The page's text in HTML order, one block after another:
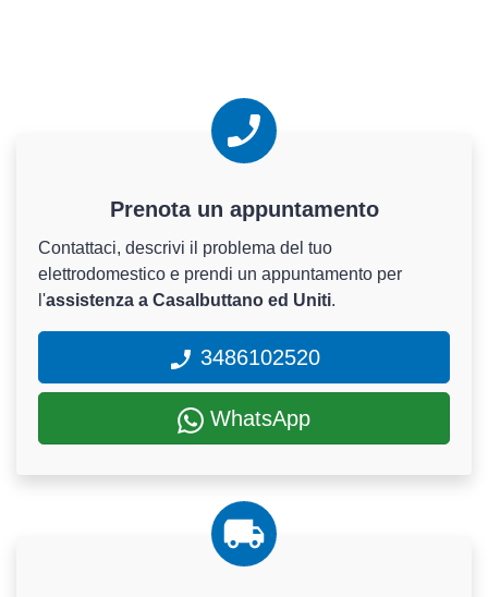
Prenota un appuntamento
Contattaci, descrivi il problema del tuo
elettrodomestico e prendi un appuntamento per
l'assistenza a Casalbuttano ed Uniti.
3486102520
WhatsApp